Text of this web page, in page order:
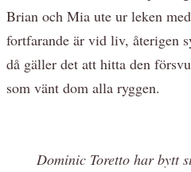
Brian och Mia ute ur leken
fortfarande är vid liv, återigen
då gäller det att hitta den
som vänt dom alla ryggen.
Dominic Toretto har bytt